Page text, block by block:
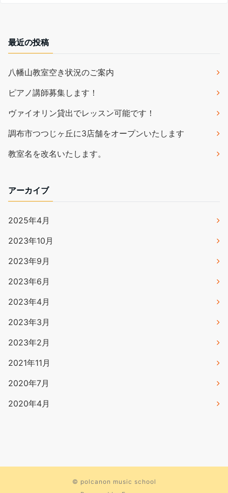
最近の投稿
八幡山教室空き状況のご案内
ピアノ講師募集します！
ヴァイオリン貸出でレッスン可能です！
調布市つつじヶ丘に3店舗をオープンいたします
教室名を改名いたします。
アーカイブ
2025年4月
2023年10月
2023年9月
2023年6月
2023年4月
2023年3月
2023年2月
2021年11月
2020年7月
2020年4月
© polcanon music school